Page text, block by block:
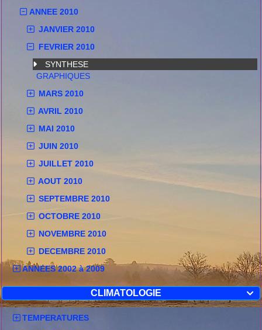
ANNEE 2010
JANVIER 2010
FEVRIER 2010
SYNTHESE
GRAPHIQUES
MARS 2010
AVRIL 2010
MAI 2010
JUIN 2010
JUILLET 2010
AOUT 2010
SEPTEMBRE 2010
OCTOBRE 2010
NOVEMBRE 2010
DECEMBRE 2010
ANNEES 2002 à 2009

CLIMATOLOGIE
TEMPERATURES